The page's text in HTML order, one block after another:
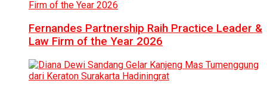
Fernandes Partnership Raih Practice Leader &
Law Firm of the Year 2026